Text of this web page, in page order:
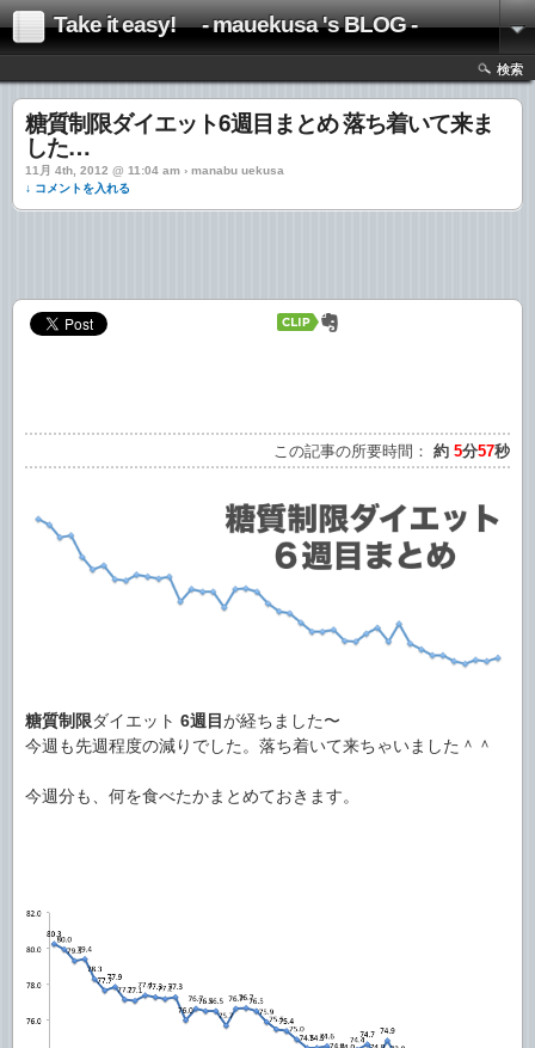
Take it easy! - mauekusa 's BLOG -
検索
糖質制限ダイエット6週目まとめ 落ち着いて来ま
した…
11月 4th, 2012 @ 11:04 am › manabu uekusa
↓ コメントを入れる
この記事の所要時間： 約 5分57秒
糖質制限ダイエット 6週目が経ちました〜
今週も先週程度の減りでした。落ち着いて来ちゃいました＾＾
今週分も、何を食べたかまとめておきます。